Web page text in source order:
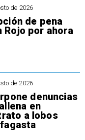
de 2026
de pena
Rojo por ahora
de 2026
denuncias
en
a lobos